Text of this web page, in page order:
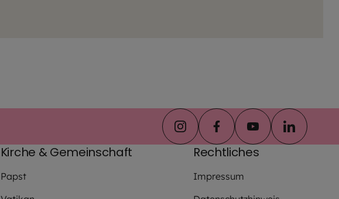
instagramfacebookyoutubelinkedin
Kirche & Gemeinschaft
Papst
Rechtliches
Impressum